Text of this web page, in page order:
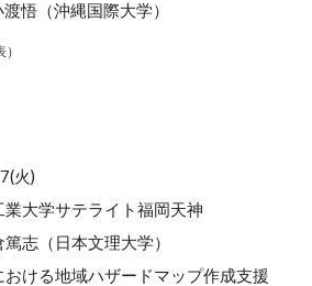
悟（沖縄国際大学）
火)
大学サテライト福岡天神
志（日本文理大学）
ける地域ハザードマップ作成支援